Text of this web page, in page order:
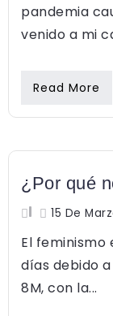
pandemia
venido a mi
Read More
¿Por qué
15 De
El
días debido
8M, con la...